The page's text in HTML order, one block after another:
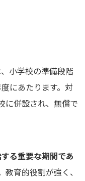
小学校の準備段階
にあたります。対
に併設され、無償で
る重要な期間であ
教育的役割が強く、